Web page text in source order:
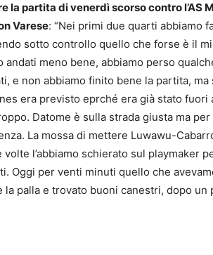
la partita di venerdì scorso contro l’AS
Varese: “Nei primi due quarti abbiamo
sotto controllo quello che forse è il
andati meno bene, abbiamo perso
e non abbiamo finito bene la partita,
era previsto eprché era già stato
Datome è sulla strada giusta ma
La mossa di mettere Luwawu-
l’abbiamo schierato sul playmaker
Oggi per venti minuti quello che
palla e trovato buoni canestri, dopo un